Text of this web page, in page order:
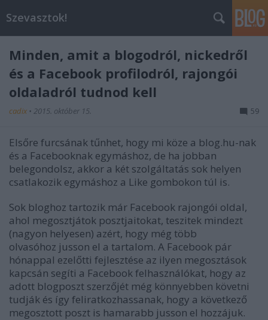
Szevasztok!
Minden, amit a blogodról, nickedről
és a Facebook profilodról, rajongói
oldaladról tudnod kell
cadix • 2015. október 15. 59
Elsőre furcsának tűnhet, hogy mi köze a blog.hu-nak
és a Facebooknak egymáshoz, de ha jobban
belegondolsz, akkor a két szolgáltatás sok helyen
csatlakozik egymáshoz a Like gombokon túl is.
Sok bloghoz tartozik már Facebook rajongói oldal,
ahol megosztjátok posztjaitokat, teszitek mindezt
(nagyon helyesen) azért, hogy még több
olvasóhoz jusson el a tartalom. A Facebook pár
hónappal ezelőtti fejlesztése az ilyen megosztások
kapcsán segíti a Facebook felhasználókat, hogy az
adott blogposzt szerzőjét még könnyebben követni
tudják és így feliratkozhassanak, hogy a következő
megosztott poszt is hamarabb jusson el hozzájuk.